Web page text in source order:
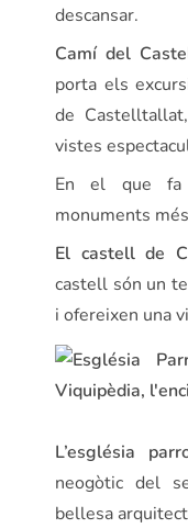
descansar.
Camí del
porta els
de
vistes
En el que fa
monuments
El castell de
castell són un
i ofereixen una
L’església
neogòtic del
bellesa